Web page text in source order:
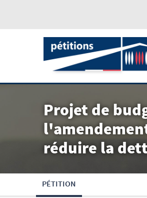
Projet de
réduire la
PÉTITION